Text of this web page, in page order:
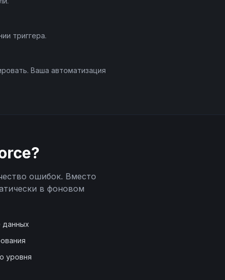
триггера.
Ваша автоматизация
?
ошибок. Вместо
в фоновом
данных
уровня